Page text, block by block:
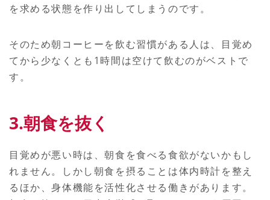
を求める状態を作り出してしまうのです。
そのため朝コーヒーを飲む習慣がある人は、目覚め
てから少なくとも1時間は空けて飲むのがベストで
す。
3.朝食を抜く
目覚めが悪い時は、朝食を食べる食欲がないかもし
れません。しかし朝食を摂ることは体内時計を整え
るほか、身体機能を活性化させる働きがあります。